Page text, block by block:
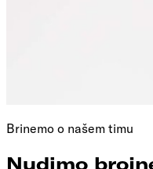
Brinemo o našem timu
Nudimo